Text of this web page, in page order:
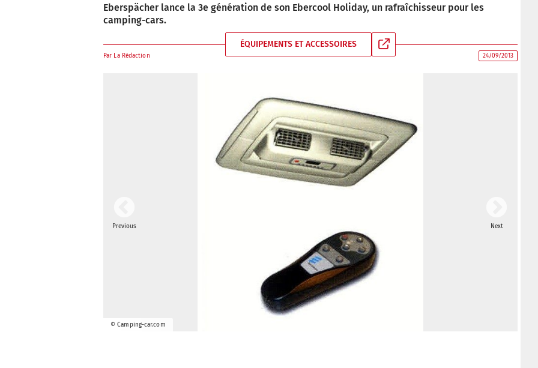
Eberspächer lance la 3e génération de son Ebercool Holiday, un rafraîchisseur pour les
camping-cars.
ÉQUIPEMENTS ET ACCESSOIRES
Par La Rédaction 24/09/2013
Previous
© Camping-car.com
Next